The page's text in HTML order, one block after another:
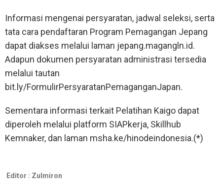
Informasi mengenai persyaratan, jadwal seleksi, serta
tata cara pendaftaran Program Pemagangan Jepang
dapat diakses melalui laman jepang.magangln.id.
Adapun dokumen persyaratan administrasi tersedia
melalui tautan
bit.ly/FormulirPersyaratanPemaganganJapan.
Sementara informasi terkait Pelatihan Kaigo dapat
diperoleh melalui platform SIAPkerja, Skillhub
Kemnaker, dan laman msha.ke/hinodeindonesia.(*)
Editor : Zulmiron